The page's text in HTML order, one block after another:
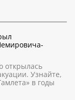
открылась
Узнайте,
в годы